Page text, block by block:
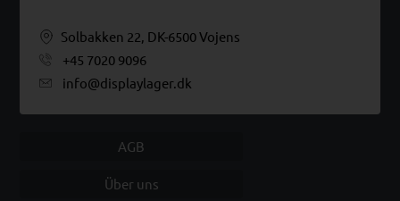
Solbakken 22, DK-6500 Vojens
+45 7020 9096
info@displaylager.dk
AGB
Über uns